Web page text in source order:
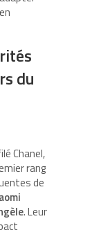
du
Chanel,
rang
de
. Leur